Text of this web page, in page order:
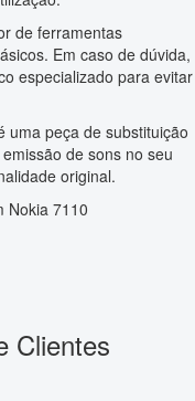
de ferramentas
Em caso de dúvida,
especializado para evitar
uma peça de substituição
de sons no seu
original.
Nokia 7110
Clientes